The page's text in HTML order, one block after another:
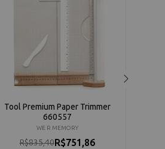
Tool Premium Paper Trimmer
660557
WE R MEMORY
R$835,40R$751,86